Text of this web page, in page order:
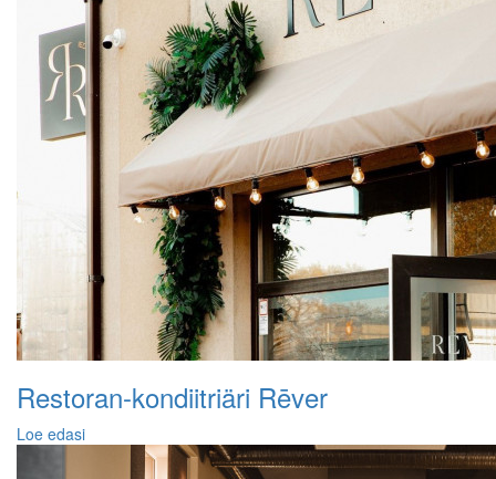
Restoran-kondiitriäri Rēver
Loe edasi